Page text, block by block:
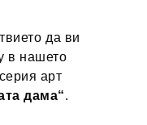
да ви
в нашето
арт
дама“.